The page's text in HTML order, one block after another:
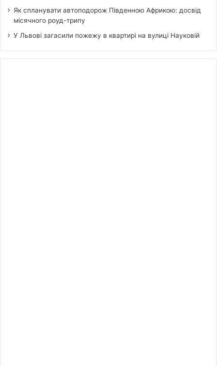
Як спланувати автоподорож Південною Африкою: досвід
місячного роуд-трипу
У Львові загасили пожежу в квартирі на вулиці Науковій